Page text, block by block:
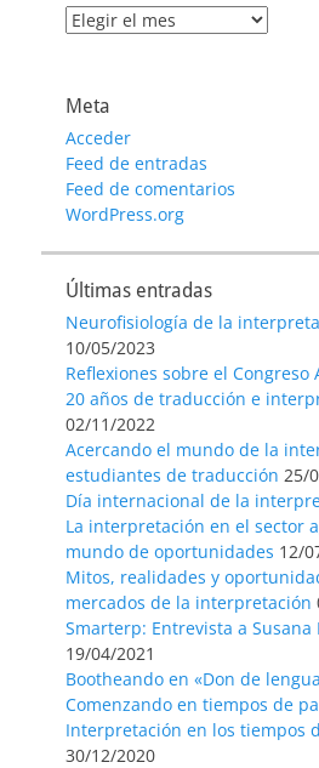
Archivo
Meta
Acceder
Feed de entradas
Feed de comentarios
WordPress.org
Últimas entradas
Neurofisiología de la
10/05/2023
Reflexiones sobre el Congreso
20 años de traducción e
02/11/2022
Acercando el mundo de la
estudiantes de traducción 25/
Día internacional de la
La interpretación en el sector
mundo de oportunidades 12/
Mitos, realidades y
mercados de la interpretación
Smarterp: Entrevista a Susana
19/04/2021
Bootheando en «Don de
Comenzando en tiempos de
Interpretación en los tiempos
30/12/2020